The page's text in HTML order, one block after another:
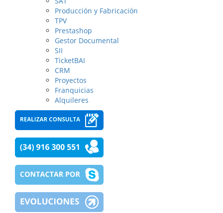
Producción y Fabricación
TPV
Prestashop
Gestor Documental
SII
TicketBAI
CRM
Proyectos
Franquicias
Alquileres